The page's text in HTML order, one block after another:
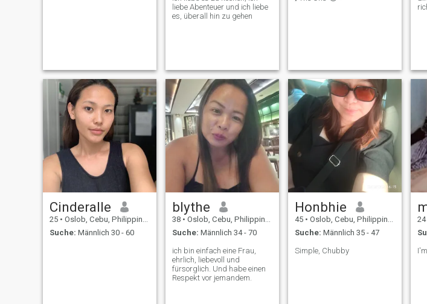
liebe Abenteuer und ich liebe
es, überall hin zu gehen
Cinderalle
25 • Oslob, Cebu, Philippinen
Suche: Männlich 30 - 60
blythe
38 • Oslob, Cebu, Philippinen
Suche: Männlich 34 - 70
ich bin einfach eine Frau,
ehrlich, liebevoll und
fürsorglich. Und habe einen
Respekt vor jemandem.
Honbhie
45 • Oslob, Cebu, Philippinen
Suche: Männlich 35 - 47
Simple, Chubby
24